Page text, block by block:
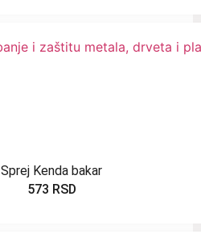
Sprej Kenda bakar
573 RSD